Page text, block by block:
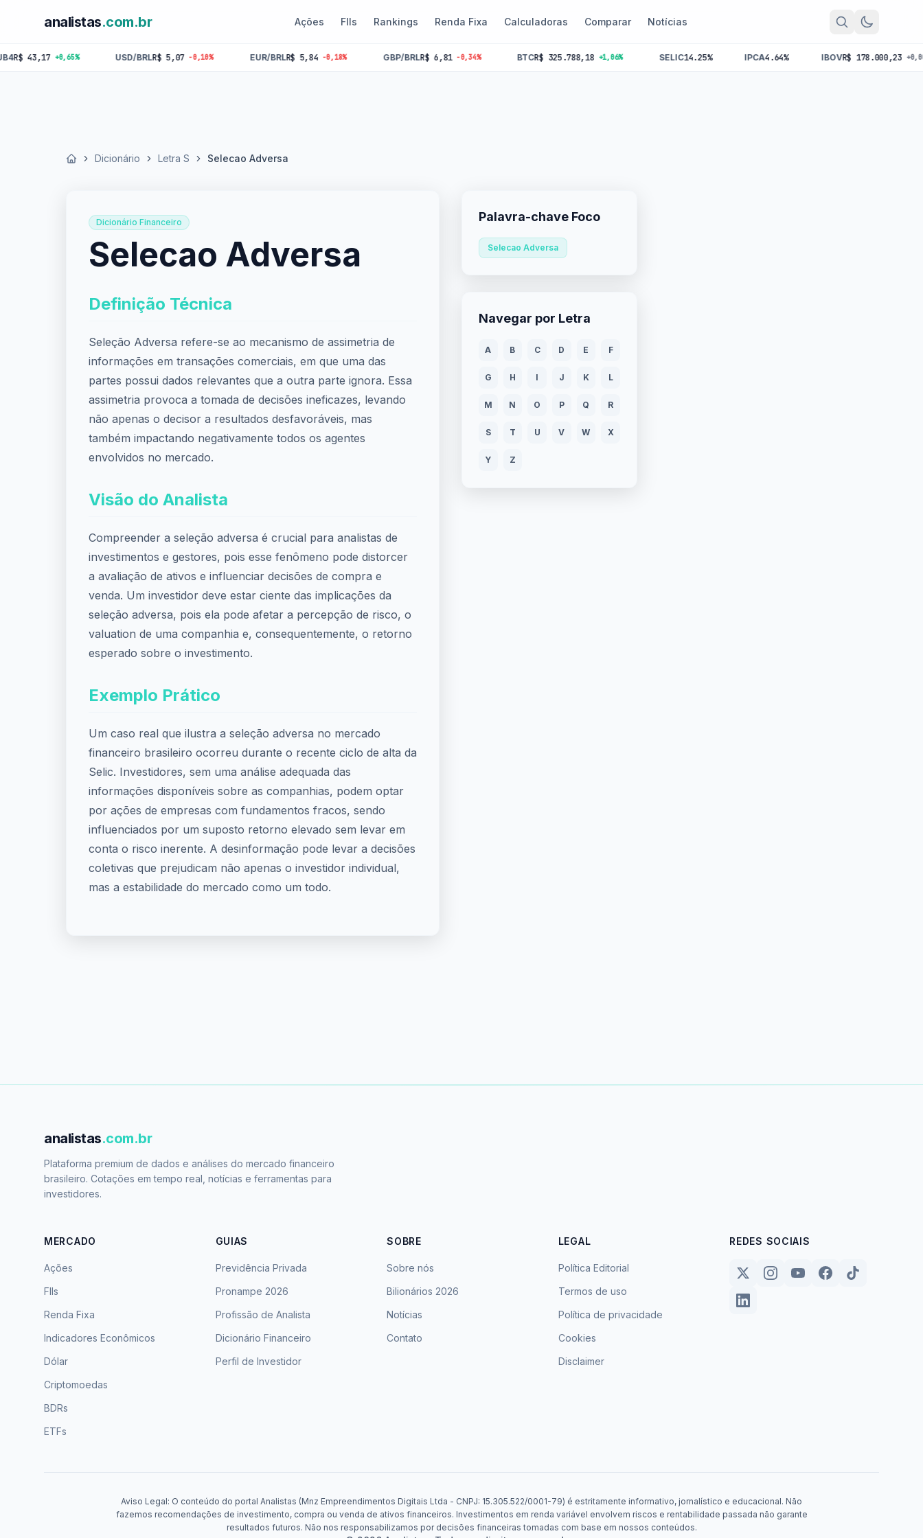
analistas.com.br Ações FIIs Rankings Renda Fixa Calculadoras Comparar Notícias
+0,65% USD/BRLR$ 5,07 -0,10% EUR/BRLR$ 5,84 -0,18% GBP/BRLR$ 6,81 -0,34% R$ 325.788,18 +1,06% 14.25% IPCA 4.64% IBOV R$ 178.000,23 +0,00%
Início Dicionário Letra S Selecao Adversa
Dicionário Financeiro
Selecao Adversa
Definição Técnica
Seleção Adversa refere-se ao mecanismo de assimetria de
informações em transações comerciais, em que uma das
partes possui dados relevantes que a outra parte ignora. Essa
assimetria provoca a tomada de decisões ineficazes, levando
não apenas o decisor a resultados desfavoráveis, mas
também impactando negativamente todos os agentes
envolvidos no mercado.
Visão do Analista
Compreender a seleção adversa é crucial para analistas de
investimentos e gestores, pois esse fenômeno pode distorcer
a avaliação de ativos e influenciar decisões de compra e
venda. Um investidor deve estar ciente das implicações da
seleção adversa, pois ela pode afetar a percepção de risco, o
valuation de uma companhia e, consequentemente, o retorno
esperado sobre o investimento.
Exemplo Prático
Um caso real que ilustra a seleção adversa no mercado
financeiro brasileiro ocorreu durante o recente ciclo de alta da
Selic. Investidores, sem uma análise adequada das
informações disponíveis sobre as companhias, podem optar
por ações de empresas com fundamentos fracos, sendo
influenciados por um suposto retorno elevado sem levar em
conta o risco inerente. A desinformação pode levar a decisões
coletivas que prejudicam não apenas o investidor individual,
mas a estabilidade do mercado como um todo.
Palavra-chave Foco
Selecao Adversa
Navegar por Letra
A B C D E F
G H I J K L
M N O P Q R
S T U V W X
Y Z
analistas.com.br
Plataforma premium de dados e análises do mercado financeiro
brasileiro. Cotações em tempo real, notícias e ferramentas para
investidores.
MERCADO
Ações
FIIs
Renda Fixa
Indicadores Econômicos
Dólar
Criptomoedas
BDRs
ETFs
GUIAS
Previdência Privada
Pronampe 2026
Profissão de Analista
Dicionário Financeiro
Perfil de Investidor
SOBRE
Sobre nós
Bilionários 2026
Notícias
Contato
LEGAL
Política Editorial
Termos de uso
Política de privacidade
Cookies
Disclaimer
REDES SOCIAIS
Aviso Legal: O conteúdo do portal Analistas (Mnz Empreendimentos Digitais Ltda - CNPJ: 15.305.522/0001-79) é estritamente informativo, jornalístico e educacional. Não
fazemos recomendações de investimento, compra ou venda de ativos financeiros. Investimentos em renda variável envolvem riscos e rentabilidade passada não garante
resultados futuros. Não nos responsabilizamos por decisões financeiras tomadas com base em nossos conteúdos.